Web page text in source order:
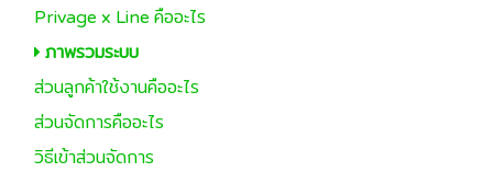
Privage x Line คืออะไร
ภาพรวมระบบ
ส่วนลูกค้าใช้งานคืออะไร
ส่วนจัดการคืออะไร
วิธีเข้าส่วนจัดการ